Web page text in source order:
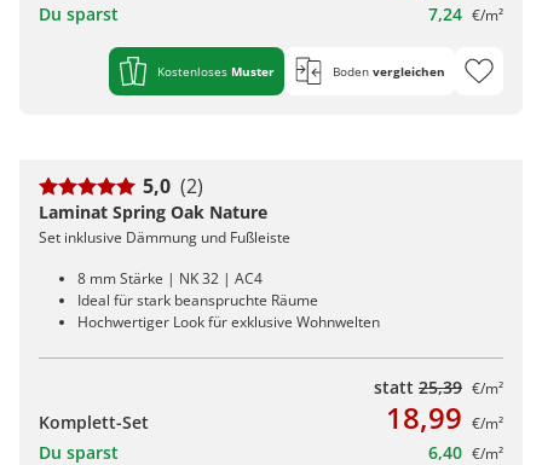
Du sparst 7,24 €/m²
Kostenloses Muster Boden vergleichen
5,0 (2)
Laminat Spring Oak Nature
Set inklusive Dämmung und Fußleiste
8 mm Stärke | NK 32 | AC4
Ideal für stark beanspruchte Räume
Hochwertiger Look für exklusive Wohnwelten
statt 25,39 €/m²
Komplett-Set 18,99 €/m²
Du sparst 6,40 €/m²